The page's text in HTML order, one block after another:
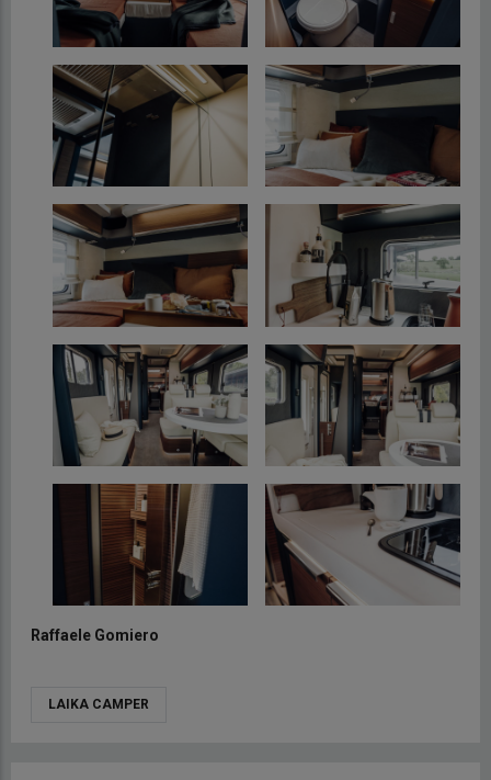
Raffaele Gomiero
LAIKA CAMPER